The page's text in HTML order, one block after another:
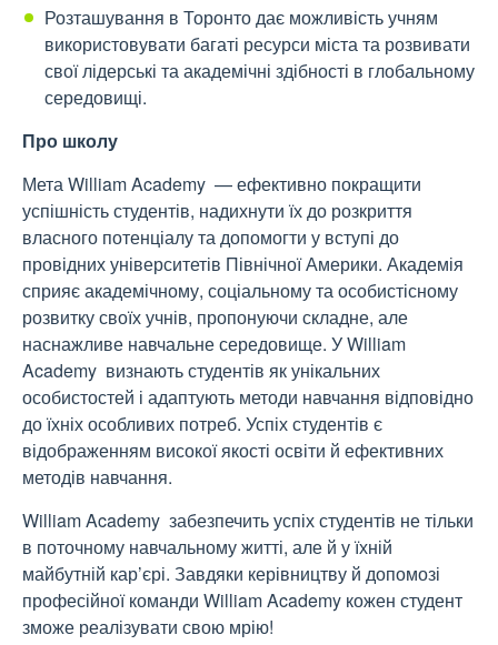
Розташування в Торонто дає можливість учням
використовувати багаті ресурси міста та розвивати
свої лідерські та академічні здібності в глобальному
середовищі.
Про школу
Мета William Academy — ефективно покращити
успішність студентів, надихнути їх до розкриття
власного потенціалу та допомогти у вступі до
провідних університетів Північної Америки. Академія
сприяє академічному, соціальному та особистісному
розвитку своїх учнів, пропонуючи складне, але
наснажливе навчальне середовище. У William
Academy визнають студентів як унікальних
особистостей і адаптують методи навчання відповідно
до їхніх особливих потреб. Успіх студентів є
відображенням високої якості освіти й ефективних
методів навчання.
William Academy забезпечить успіх студентів не тільки
в поточному навчальному житті, але й у їхній
майбутній кар’єрі. Завдяки керівництву й допомозі
професійної команди William Academy кожен студент
зможе реалізувати свою мрію!